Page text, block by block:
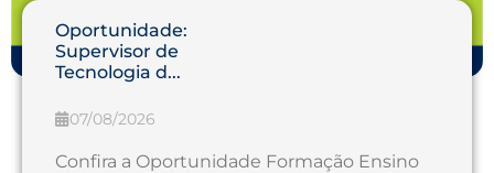
Oportunidade:
Supervisor de
Tecnologia d...
07/08/2026
Confira a Oportunidade Formação Ensino